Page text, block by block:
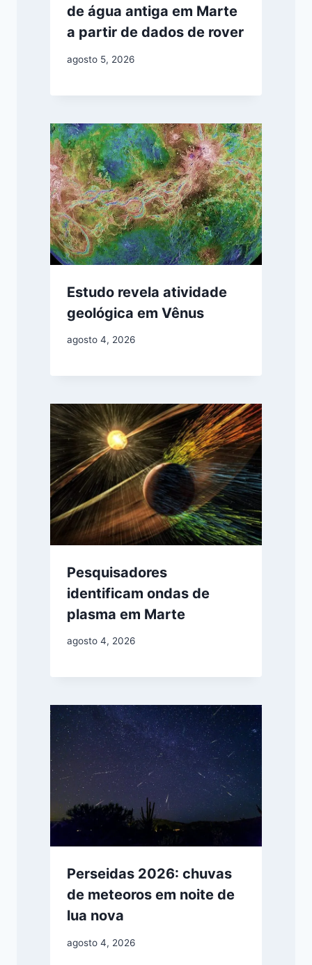
de água antiga em Marte
a partir de dados de rover
agosto 5, 2026
Estudo revela atividade
geológica em Vênus
agosto 4, 2026
Pesquisadores
identificam ondas de
plasma em Marte
agosto 4, 2026
Perseidas 2026: chuvas
de meteoros em noite de
lua nova
agosto 4, 2026